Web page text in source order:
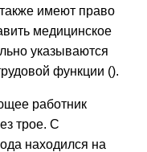
имеют право
медицинское
указываются
функции ().
работник
трое. С
находился на